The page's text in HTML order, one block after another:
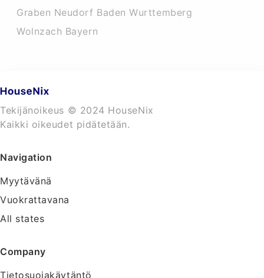
Graben Neudorf Baden Wurttemberg
Wolnzach Bayern
Tekijänoikeus © 2024 HouseNix
Kaikki oikeudet pidätetään.
Navigation
Myytävänä
Vuokrattavana
All states
Company
Tietosuojakäytäntö